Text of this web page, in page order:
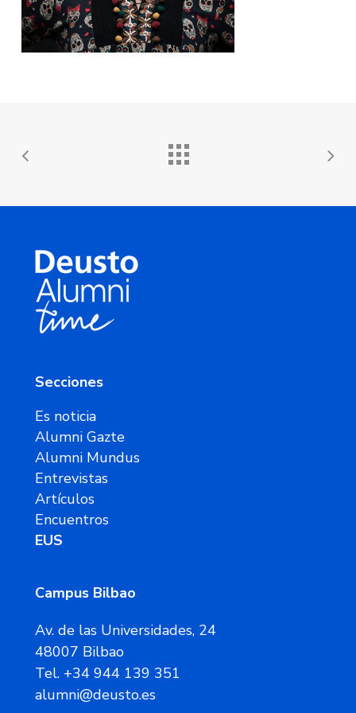
Secciones
Es noticia
Alumni Gazte
Alumni Mundus
Entrevistas
Artículos
Encuentros
EUS
Campus Bilbao
Av. de las Universidades, 24
48007 Bilbao
Tel. +34 944 139 351
alumni@deusto.es